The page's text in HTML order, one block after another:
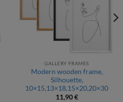
GALLERY FRAMES
Modern wooden frame,
Silhouette,
10×15,13×18,15×20,20×30
11,90€